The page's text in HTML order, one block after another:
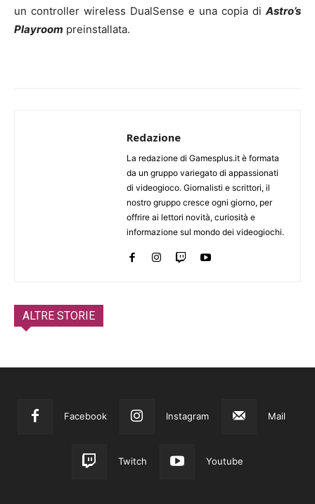
un controller wireless DualSense e una copia di Astro’s
Playroom preinstallata.
Redazione
La redazione di Gamesplus.it è formata
da un gruppo variegato di appassionati
di videogioco. Giornalisti e scrittori, il
nostro gruppo cresce ogni giorno, per
offrire ai lettori novità, curiosità e
informazione sul mondo dei videogiochi.
ALTRE STORIE
Facebook Instagram Mail
Twitch Youtube